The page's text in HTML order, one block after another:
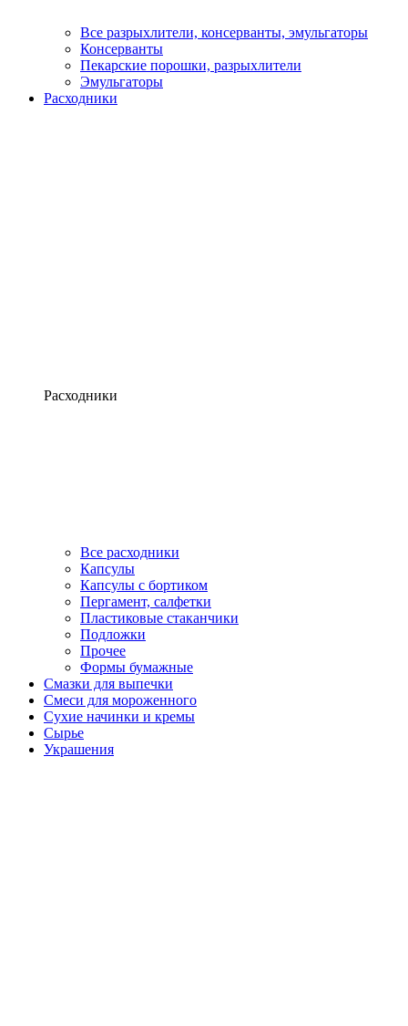
Все разрыхлители, консерванты, эмульгаторы
Консерванты
Пекарские порошки, разрыхлители
Эмульгаторы
Расходники
Расходники
Все расходники
Капсулы
Капсулы с бортиком
Пергамент, салфетки
Пластиковые стаканчики
Подложки
Прочее
Формы бумажные
Смазки для выпечки
Смеси для мороженного
Сухие начинки и кремы
Сырье
Украшения